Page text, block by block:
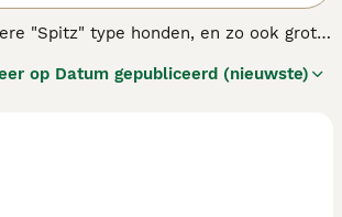
"Spitz" type honden, en zo ook groter
van het noordpoolgebied in het
op Datum gepubliceerd (nieuwste)